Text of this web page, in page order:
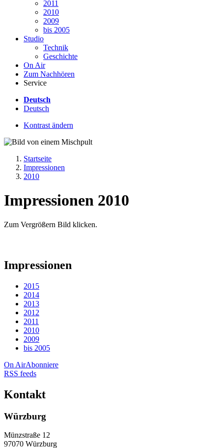
2011
2010
2009
bis 2005
Studio
Technik
Geschichte
On Air
Zum Nachhören
Service
Deutsch
Deutsch
Kontrast ändern
Startseite
Impressionen
2010
Impressionen 2010
Zum Vergrößern Bild klicken.
Impressionen
2015
2014
2013
2012
2011
2010
2009
bis 2005
On AirAbonniere
RSS feeds
Kontakt
Würzburg
Münzstraße 12
97070 Würzburg